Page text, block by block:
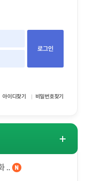
..
아이디찾기 비밀번호찾기